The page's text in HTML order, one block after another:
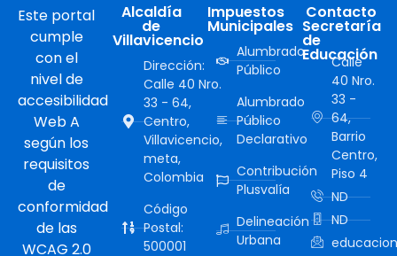
Este portal
cumple
con el
nivel de
accesibilidad
Web A
según los
requisitos
de
conformidad
de las
WCAG 2.0
Alcaldía
de
Villavicencio
Dirección:
Calle 40 Nro.
33 - 64,
Centro,
Villavicencio,
meta,
Colombia
Código
Postal:
500001
Impuestos
Municipales
Alumbrado
Público
Alumbrado
Público
Declarativo
Contribución
Plusvalía
Delineación
Urbana
Contacto
Secretaría
de
Educación
Calle
40 Nro.
33 -
64,
Barrio
Centro,
Piso 4
ND
ND